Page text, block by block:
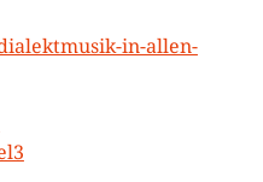
in-allen-